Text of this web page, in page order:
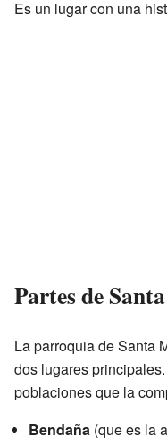
Es un lugar con una
Partes de
La parroquia de Santa
dos lugares
poblaciones que la
Bendaña (que es la